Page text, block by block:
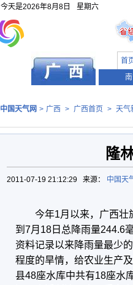
今天是2026年8月8日 星期六
首
中国天气网 > 广西 > 广西首页 > 天气
隆
2011-07-19 21:12:29 来源： 中国天
今年1月以来，广西壮
到7月18日总降雨量244.6
资料记录以来降雨量最少
程度的旱情，给农业生产
县48座水库中共有18座水